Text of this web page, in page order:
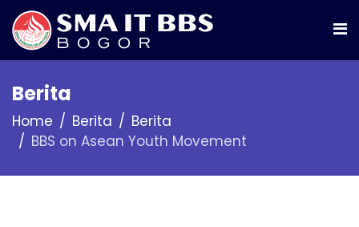
Berita
Home Berita
Berita
BBS on Asean Youth Movement